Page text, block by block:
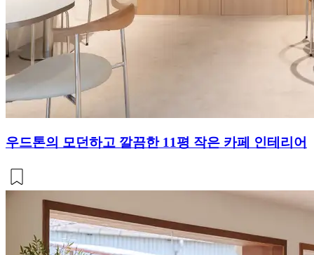
우드톤의 모던하고 깔끔한 11평 작은 카페 인테리어